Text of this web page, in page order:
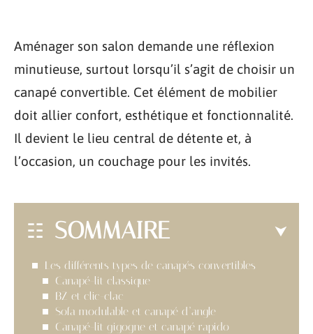
Aménager son salon demande une réflexion
minutieuse, surtout lorsqu’il s’agit de choisir un
canapé convertible. Cet élément de mobilier
doit allier confort, esthétique et fonctionnalité.
Il devient le lieu central de détente et, à
l’occasion, un couchage pour les invités.
SOMMAIRE
Les différents types de canapés convertibles
Canapé-lit classique
BZ et clic-clac
Sofa modulable et canapé d’angle
Canapé-lit gigogne et canapé rapido